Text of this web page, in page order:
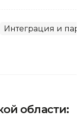
Интеграция и
области: